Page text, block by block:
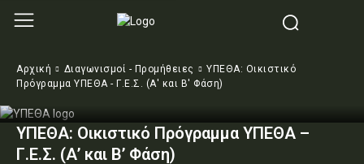
Αρχική Διαγωνισμοί - Προμήθειες
ΥΠΕΘΑ: Οικιστικό
Πρόγραμμα ΥΠΕΘΑ - Γ.Ε.Σ. (Α' και Β' Φάση)
ΥΠΕΘΑ: Οικιστικό Πρόγραμμα ΥΠΕΘΑ –
Γ.Ε.Σ. (Α’ και Β’ Φάση)